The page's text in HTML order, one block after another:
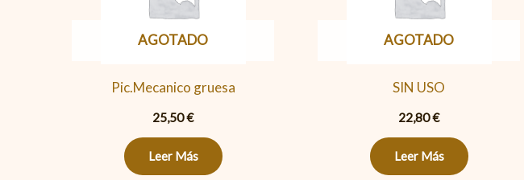
AGOTADO
Pic.Mecanico gruesa
25,50€
Leer Más
AGOTADO
SIN USO
22,80€
Leer Más